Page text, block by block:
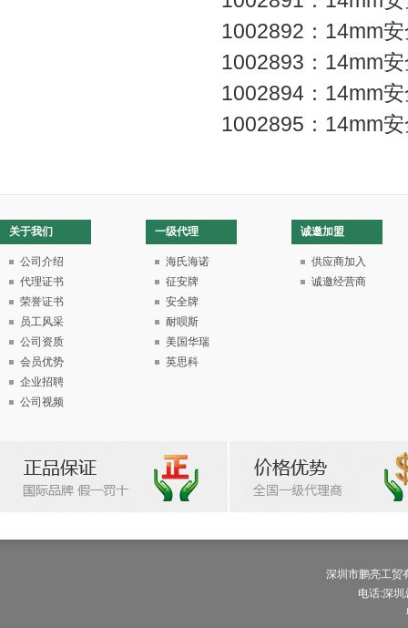
1002892：14mm
1002893：14mm
1002894：14mm
1002895：14mm
关于我们
公司介绍
代理证书
荣誉证书
员工风采
公司资质
会员优势
企业招聘
公司视频
一级代理
海氏海诺
征安牌
安全牌
耐呗斯
美国华瑞
英思科
诚邀加盟
供应商加入
诚邀经营商
深圳市鹏亮工
电话:深